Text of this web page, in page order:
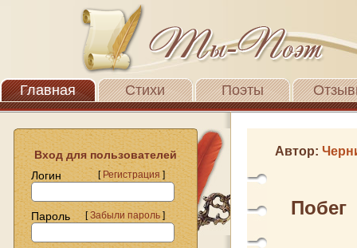
Главная Стихи Поэты
Вход для пользователей
Логин
[Регистрация]
Пароль [Забыли пароль]
Автор:
Побег